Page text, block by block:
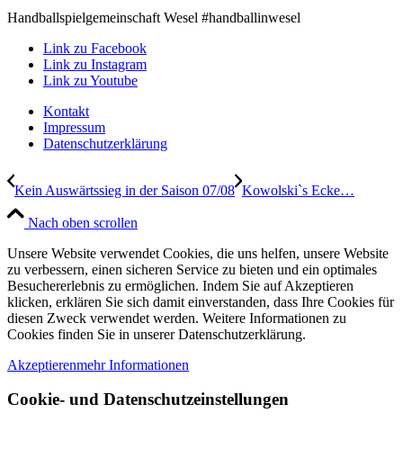
Handballspielgemeinschaft Wesel #handballinwesel
Link zu Facebook
Link zu Instagram
Link zu Youtube
Kontakt
Impressum
Datenschutzerklärung
Kein Auswärtssieg in der Saison 07/08 Kowolski`s Ecke…
Nach oben scrollen
Unsere Website verwendet Cookies, die uns helfen, unsere Website
zu verbessern, einen sicheren Service zu bieten und ein optimales
Besuchererlebnis zu ermöglichen. Indem Sie auf Akzeptieren
klicken, erklären Sie sich damit einverstanden, dass Ihre Cookies für
diesen Zweck verwendet werden. Weitere Informationen zu
Cookies finden Sie in unserer Datenschutzerklärung.
Akzeptierenmehr Informationen
Cookie- und Datenschutzeinstellungen